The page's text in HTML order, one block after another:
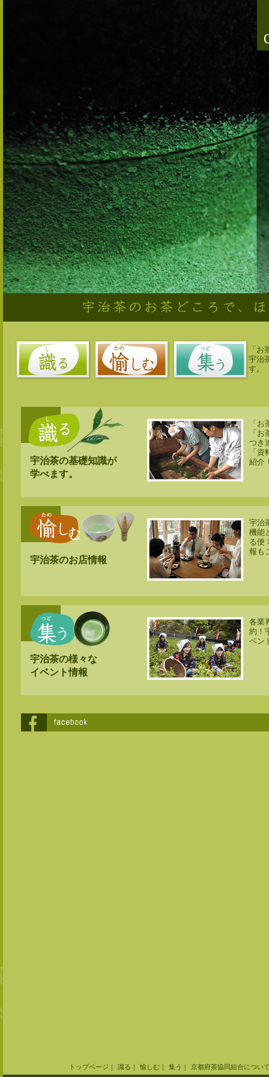
「
宇治
す。
宇治茶の基礎知識が
学べます。
「
「
つき
「
紹介
宇治茶のお店情報
宇治
機能
る便
報も
宇治茶の様々な
イベント情報
各業
約！
ベン
トップページ ｜ 識る ｜ 愉しむ ｜ 集う ｜ 京都府茶協同組合につい